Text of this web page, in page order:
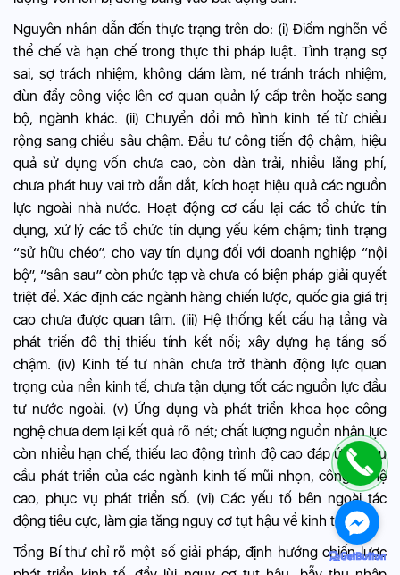
Nguyên nhân dẫn đến thực trạng trên do: (i) Điểm nghẽn về
thể chế và hạn chế trong thực thi pháp luật. Tình trạng sợ
sai, sợ trách nhiệm, không dám làm, né tránh trách nhiệm,
đùn đẩy công việc lên cơ quan quản lý cấp trên hoặc sang
bộ, ngành khác. (ii) Chuyển đổi mô hình kinh tế từ chiều
rộng sang chiều sâu chậm. Đầu tư công tiến độ chậm, hiệu
quả sử dụng vốn chưa cao, còn dàn trải, nhiều lãng phí,
chưa phát huy vai trò dẫn dắt, kích hoạt hiệu quả các nguồn
lực ngoài nhà nước. Hoạt động cơ cấu lại các tổ chức tín
dụng, xử lý các tổ chức tín dụng yếu kém chậm; tình trạng
“sử hữu chéo”, cho vay tín dụng đối với doanh nghiệp “nội
bộ”, “sân sau” còn phức tạp và chưa có biện pháp giải quyết
triệt để. Xác định các ngành hàng chiến lược, quốc gia giá trị
cao chưa được quan tâm. (iii) Hệ thống kết cấu hạ tầng và
phát triển đô thị thiếu tính kết nối; xây dựng hạ tầng số
chậm. (iv) Kinh tế tư nhân chưa trở thành động lực quan
trọng của nền kinh tế, chưa tận dụng tốt các nguồn lực đầu
tư nước ngoài. (v) Ứng dụng và phát triển khoa học công
nghệ chưa đem lại kết quả rõ nét; chất lượng nguồn nhân lực
còn nhiều hạn chế, thiếu lao động trình độ cao đáp ứng nhu
cầu phát triển của các ngành kinh tế mũi nhọn, công nghệ
cao, phục vụ phát triển số. (vi) Các yếu tố bên ngoài tác
động tiêu cực, làm gia tăng nguy cơ tụt hậu về kinh tế.
Tổng Bí thư chỉ rõ một số giải pháp, định hướng chiến lược